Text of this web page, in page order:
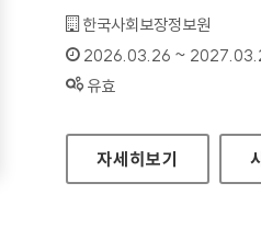
기관명 :
한국사회보장정보원
인증기간 :
2026.03.26 ~
상태 :
유효
국민행복카드
자세히보기